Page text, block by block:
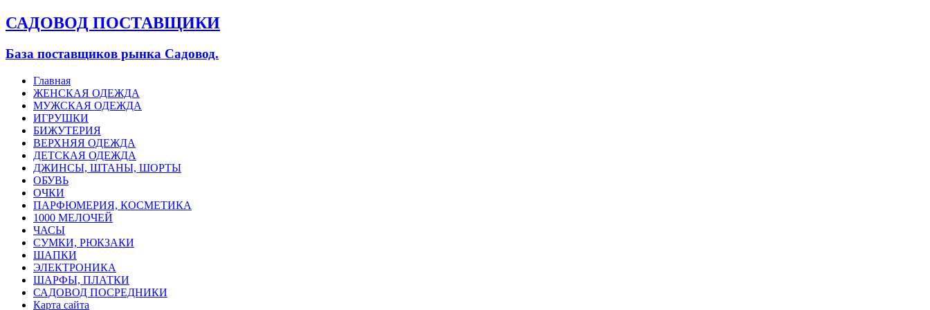
САДОВОД ПОСТАВЩИКИ
База поставщиков рынка Садовод.
Главная
ЖЕНСКАЯ ОДЕЖДА
МУЖСКАЯ ОДЕЖДА
ИГРУШКИ
БИЖУТЕРИЯ
ВЕРХНЯЯ ОДЕЖДА
ДЕТСКАЯ ОДЕЖДА
ДЖИНСЫ, ШТАНЫ, ШОРТЫ
ОБУВЬ
ОЧКИ
ПАРФЮМЕРИЯ, КОСМЕТИКА
1000 МЕЛОЧЕЙ
ЧАСЫ
СУМКИ, РЮКЗАКИ
ШАПКИ
ЭЛЕКТРОНИКА
ШАРФЫ, ПЛАТКИ
САДОВОД ПОСРЕДНИКИ
Карта сайта